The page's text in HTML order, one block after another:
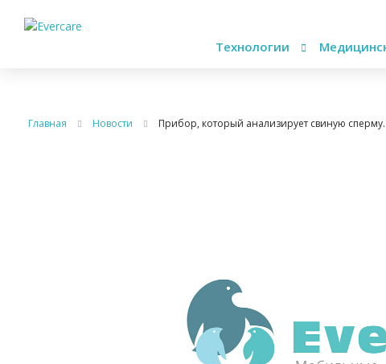
Технологии
Главная Новости Прибор, который анализирует свиную